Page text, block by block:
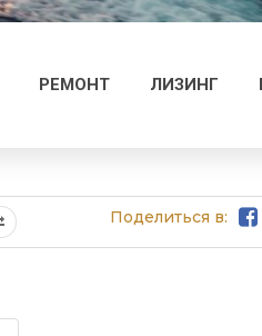
РЕМОНТ ЛИЗИНГ
Поделиться в: